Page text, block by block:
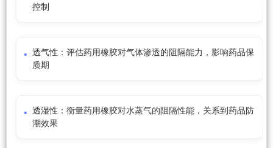
控制
透气性：评估药用橡胶对气体渗透的阻隔能力，影响药品保
质期
透湿性：衡量药用橡胶对水蒸气的阻隔性能，关系到药品防
潮效果